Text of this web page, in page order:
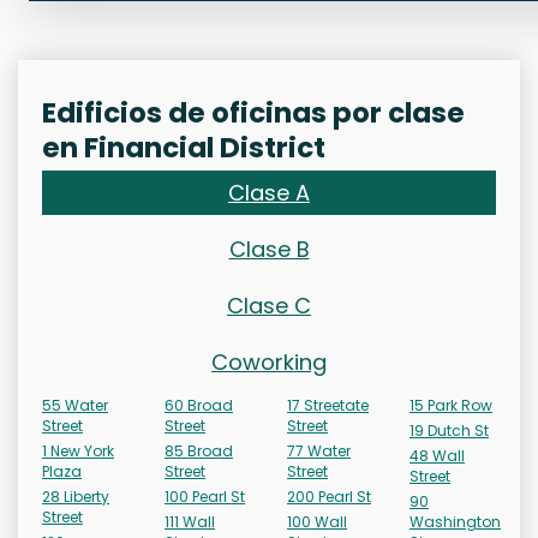
Edificios de oficinas por clase
en Financial District
Clase A
Clase B
Clase C
Coworking
55 Water
Street
1 New York
Plaza
28 Liberty
Street
60 Broad
Street
85 Broad
Street
100 Pearl St
111 Wall
17 Streetate
Street
77 Water
Street
200 Pearl St
100 Wall
15 Park Row
19 Dutch St
48 Wall
Street
90
Washington